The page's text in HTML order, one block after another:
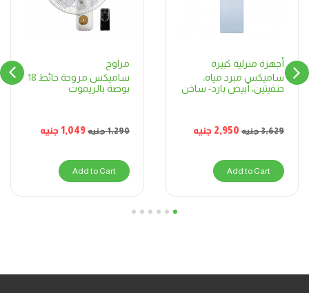
أجهزة منزلية كبيرة
ساميكس مبرد مياه،
حنفيتين، أبيض بارد- ساخن
3,629جنيه 2,950 جنيه
Add to Cart
مراوح
ساميكس مروحة حائط 18
بوصة بالريموت
1,290جنيه 1,049جنيه
Add to Cart
1
2